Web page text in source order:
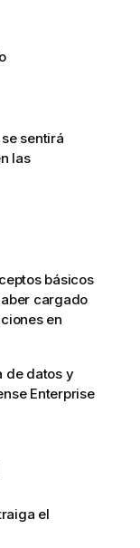
sentirá
las
básicos
cargado
en
de datos y
Enterprise
el